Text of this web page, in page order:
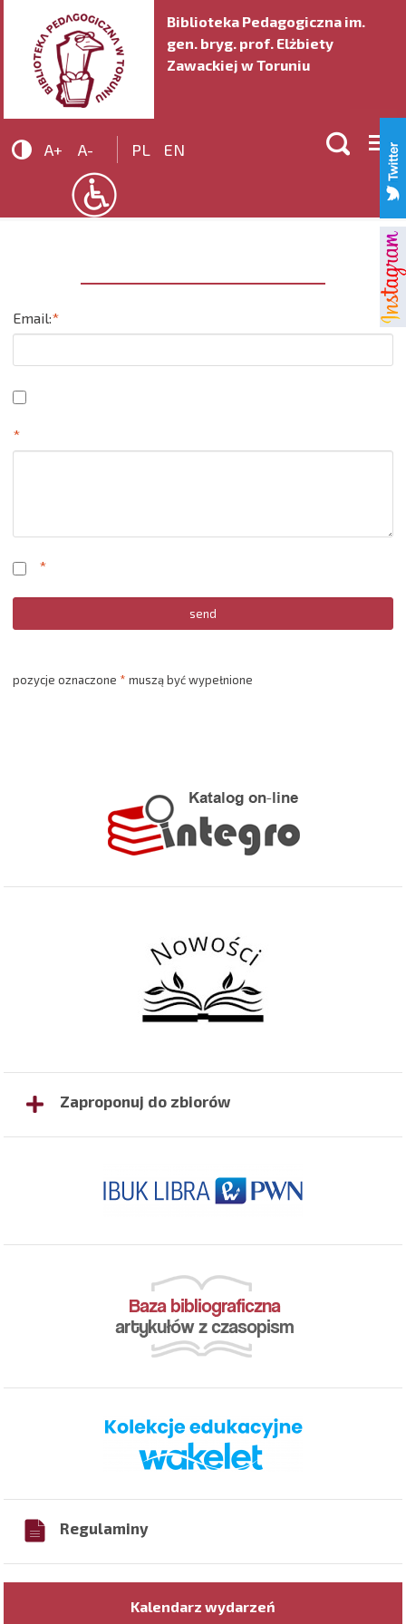
Biblioteka Pedagogiczna im.
gen. bryg. prof. Elżbiety
Zawackiej w Toruniu
 A+ A- PL EN 
Email:*
*
*
pozycje oznaczone * muszą być wypełnione
Zaproponuj do zbiorów
Regulaminy
Kalendarz wydarzeń